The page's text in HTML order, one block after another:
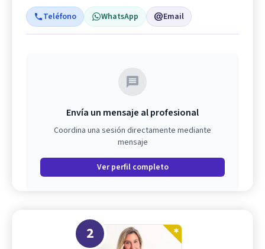
Teléfono WhatsApp Email
Envía un mensaje al profesional
Coordina una sesión directamente mediante
mensaje
Ver perfil completo
2